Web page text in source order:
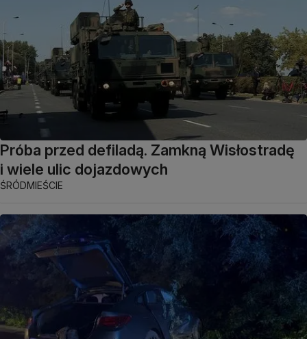
Próba przed defiladą. Zamkną Wisłostradę
i wiele ulic dojazdowych
ŚRÓDMIEŚCIE